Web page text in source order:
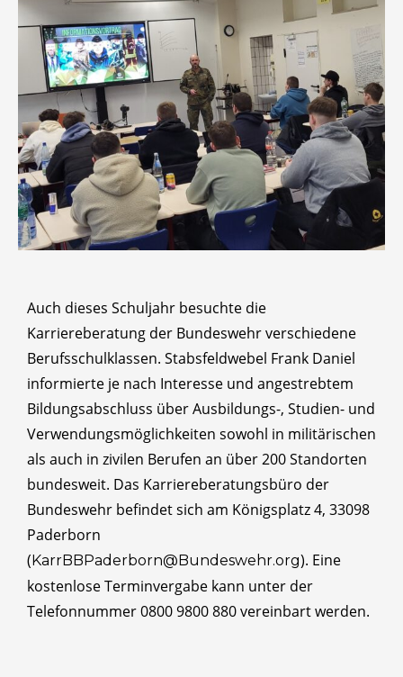
Auch dieses Schuljahr besuchte die
Karriereberatung der Bundeswehr verschiedene
Berufsschulklassen. Stabsfeldwebel Frank Daniel
informierte je nach Interesse und angestrebtem
Bildungsabschluss über Ausbildungs-, Studien- und
Verwendungsmöglichkeiten sowohl in militärischen
als auch in zivilen Berufen an über 200 Standorten
bundesweit. Das Karriereberatungsbüro der
Bundeswehr befindet sich am Königsplatz 4, 33098
Paderborn
(KarrBBPaderborn@Bundeswehr.org). Eine
kostenlose Terminvergabe kann unter der
Telefonnummer 0800 9800 880 vereinbart werden.